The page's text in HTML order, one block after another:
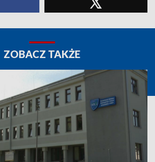
ZOBACZ TAKŻE